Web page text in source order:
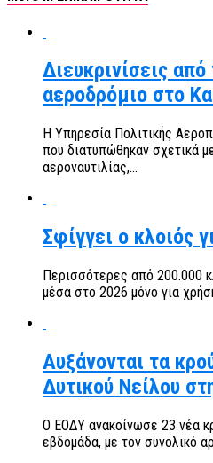
Διευκρινίσεις
αεροδρόμιο στο
Η Υπηρεσία Πολιτικής
που διατυπώθηκαν σχετικά
αεροναυτιλίας,...
Σφίγγει ο κλοιός
Περισσότερες από 200.000
μέσα στο 2026 μόνο για
Αυξάνονται τα
Δυτικού Νείλου
Ο ΕΟΔΥ ανακοίνωσε 23 νέα
εβδομάδα, με τον συνολικό